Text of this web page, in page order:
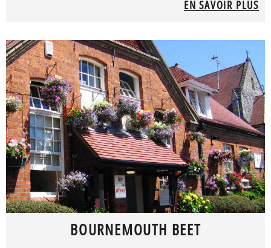
EN SAVOIR PLUS
BOURNEMOUTH BEET